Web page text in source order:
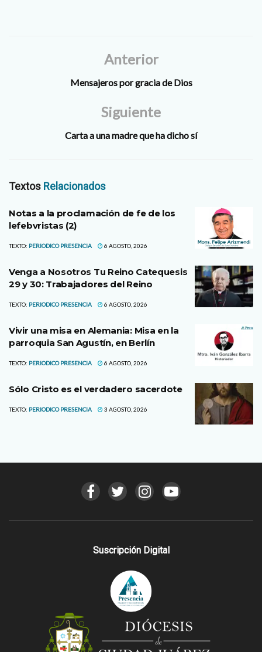
Anterior
Mensajeros por gracia de Dios
Siguiente
Carta a una madre que ha dicho sí
Textos Relacionados
Notas a la proclamación de fe de los
lefebvristas (2)
TEXTO: PERIODICO PRESENCIA 6 AGOSTO, 2026
Venga a Nosotros Tu Reino Catequesis
29 y 30: Trabajadores del Reino
TEXTO: PERIODICO PRESENCIA 6 AGOSTO, 2026
Vivir una misa en Alemania: Misa en la
parroquia San Agustín, en Berlín
TEXTO: PERIODICO PRESENCIA 6 AGOSTO, 2026
Sólo Cristo es el verdadero sacerdote
TEXTO: PERIODICO PRESENCIA 3 AGOSTO, 2026
Suscripción Digital